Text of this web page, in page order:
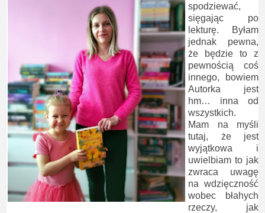
spodziewać,
sięgając po
lekturę. Byłam
jednak pewna,
że będzie to z
pewnością coś
innego, bowiem
Autorka jest
hm… inna od
wszystkich.
Mam na myśli
tutaj, że jest
wyjątkowa i
uwielbiam to jak
zwraca uwagę
na wdzięczność
wobec błahych
rzeczy, jak